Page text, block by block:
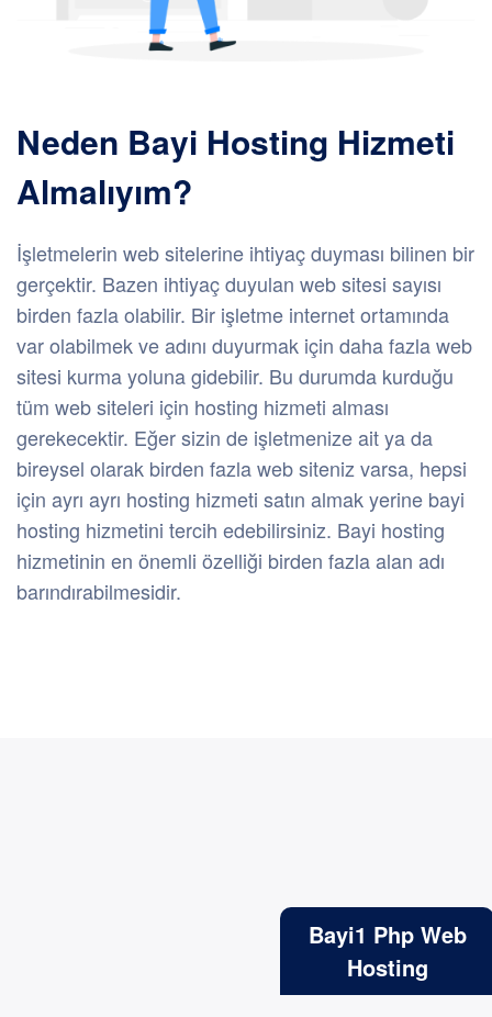
Neden Bayi Hosting Hizmeti
Almalıyım?
İşletmelerin web sitelerine ihtiyaç duyması bilinen bir
gerçektir. Bazen ihtiyaç duyulan web sitesi sayısı
birden fazla olabilir. Bir işletme internet ortamında
var olabilmek ve adını duyurmak için daha fazla web
sitesi kurma yoluna gidebilir. Bu durumda kurduğu
tüm web siteleri için hosting hizmeti alması
gerekecektir. Eğer sizin de işletmenize ait ya da
bireysel olarak birden fazla web siteniz varsa, hepsi
için ayrı ayrı hosting hizmeti satın almak yerine bayi
hosting hizmetini tercih edebilirsiniz. Bayi hosting
hizmetinin en önemli özelliği birden fazla alan adı
barındırabilmesidir.
Bayi1 Php Web
Hosting